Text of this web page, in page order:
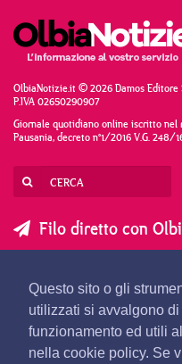
Questo sito o gli
utilizzati si avvalgono
funzionamento ed utili
nella cookie policy. Se
OlbiaNotizie.it © 2026 Damos Editore
P.IVA 02650290907
Giornale quotidiano online iscritto nel
Pausania, decreto n°1/2016 V.G. 248/
Filo diretto con
SEGNALA UNA NOTIZIA
SEGNALA UN EVENTO